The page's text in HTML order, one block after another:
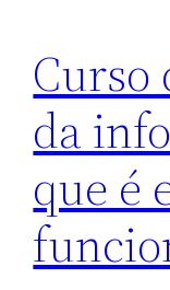
Curso
da
que é